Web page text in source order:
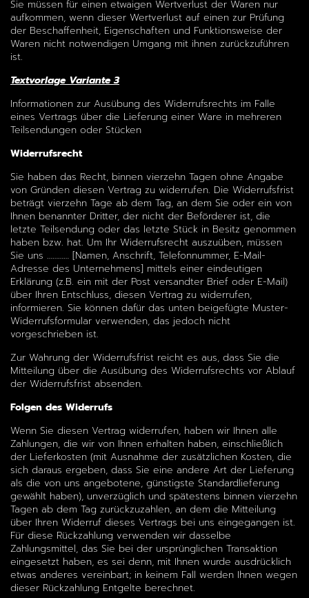
Sie müssen für einen etwaigen Wertverlust der Waren nur
aufkommen, wenn dieser Wertverlust auf einen zur Prüfung
der Beschaffenheit, Eigenschaften und Funktionsweise der
Waren nicht notwendigen Umgang mit ihnen zurückzuführen
ist.
Textvorlage Variante 3
Informationen zur Ausübung des Widerrufsrechts im Falle
eines Vertrags über die Lieferung einer Ware in mehreren
Teilsendungen oder Stücken
Widerrufsrecht
Sie haben das Recht, binnen vierzehn Tagen ohne Angabe
von Gründen diesen Vertrag zu widerrufen. Die Widerrufsfrist
beträgt vierzehn Tage ab dem Tag, an dem Sie oder ein von
Ihnen benannter Dritter, der nicht der Beförderer ist, die
letzte Teilsendung oder das letzte Stück in Besitz genommen
haben bzw. hat. Um Ihr Widerrufsrecht auszuüben, müssen
Sie uns ………… [Namen, Anschrift, Telefonnummer, E-Mail-
Adresse des Unternehmens] mittels einer eindeutigen
Erklärung (z.B. ein mit der Post versandter Brief oder E-Mail)
über Ihren Entschluss, diesen Vertrag zu widerrufen,
informieren. Sie können dafür das unten beigefügte Muster-
Widerrufsformular verwenden, das jedoch nicht
vorgeschrieben ist.
Zur Wahrung der Widerrufsfrist reicht es aus, dass Sie die
Mitteilung über die Ausübung des Widerrufsrechts vor Ablauf
der Widerrufsfrist absenden.
Folgen des Widerrufs
Wenn Sie diesen Vertrag widerrufen, haben wir Ihnen alle
Zahlungen, die wir von Ihnen erhalten haben, einschließlich
der Lieferkosten (mit Ausnahme der zusätzlichen Kosten, die
sich daraus ergeben, dass Sie eine andere Art der Lieferung
als die von uns angebotene, günstigste Standardlieferung
gewählt haben), unverzüglich und spätestens binnen vierzehn
Tagen ab dem Tag zurückzuzahlen, an dem die Mitteilung
über Ihren Widerruf dieses Vertrags bei uns eingegangen ist.
Für diese Rückzahlung verwenden wir dasselbe
Zahlungsmittel, das Sie bei der ursprünglichen Transaktion
eingesetzt haben, es sei denn, mit Ihnen wurde ausdrücklich
etwas anderes vereinbart; in keinem Fall werden Ihnen wegen
dieser Rückzahlung Entgelte berechnet.